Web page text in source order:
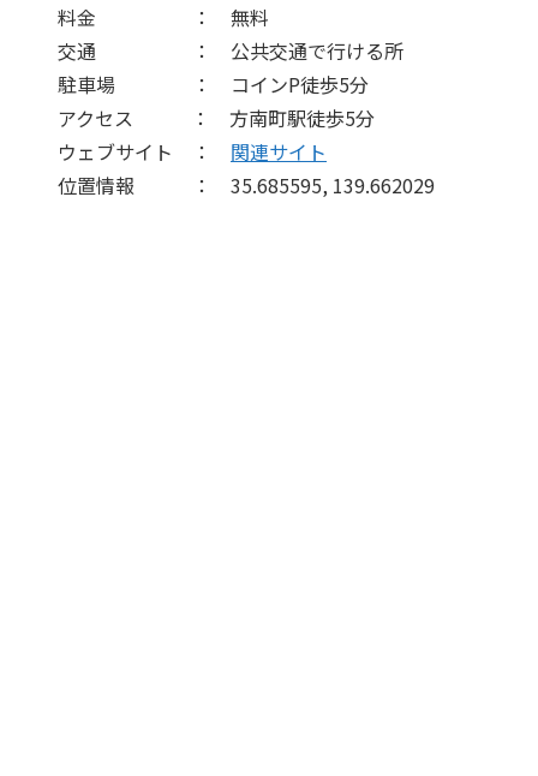
料金 ： 無料
交通 ： 公共交通で行ける所
駐車場 ： コインP徒歩5分
アクセス ： 方南町駅徒歩5分
ウェブサイト ： 関連サイト
位置情報 ： 35.685595, 139.662029